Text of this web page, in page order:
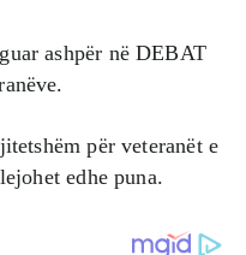
ashpër në DEBAT
për veteranët e
edhe puna.